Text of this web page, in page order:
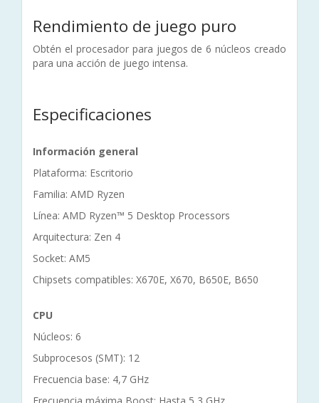
Rendimiento de juego puro
Obtén el procesador para juegos de 6 núcleos creado
para una acción de juego intensa.
Especificaciones
Información general
Plataforma: Escritorio
Familia: AMD Ryzen
Línea: AMD Ryzen™ 5 Desktop Processors
Arquitectura: Zen 4
Socket: AM5
Chipsets compatibles: X670E, X670, B650E, B650
CPU
Núcleos: 6
Subprocesos (SMT): 12
Frecuencia base: 4,7 GHz
Frecuencia máxima Boost: Hasta 5,3 GHz